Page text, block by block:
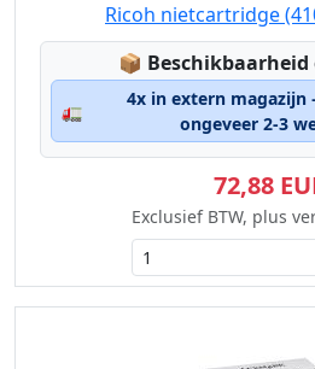
Ricoh nietcartridge
📦 Lagerstatus:
🚛
4x in extern magazijn
ongeveer 2-3
72,88
Exclusief BTW, plus